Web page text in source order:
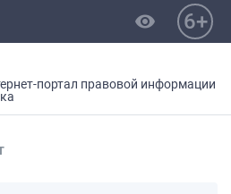
visibility 6+
портал правовой информации